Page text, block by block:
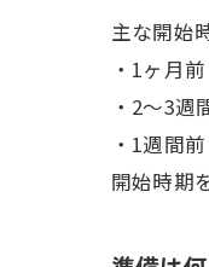
主な開始
・1ヶ月
・2〜3週
・1週間
開始時期